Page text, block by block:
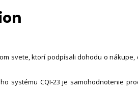
svete, ktorí podpísali dohodu o
systému CQI-23 je samohodnotenie